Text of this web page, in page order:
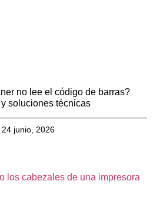
no lee el código de barras?
soluciones técnicas
24 junio, 2026